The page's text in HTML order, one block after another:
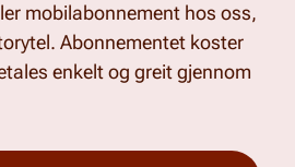
mobilabonnement hos oss,
Abonnementet koster
enkelt og greit gjennom